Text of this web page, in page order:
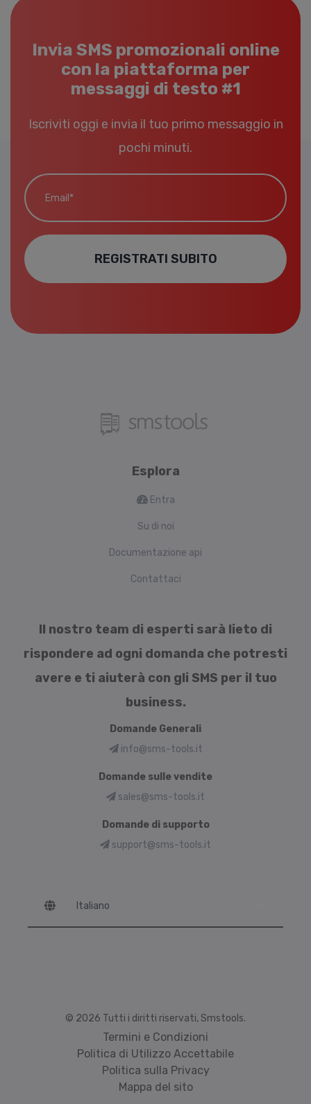
Invia SMS promozionali online
con la piattaforma per
messaggi di testo #1
Iscriviti oggi e invia il tuo primo messaggio in
pochi minuti.
Email*
REGISTRATI SUBITO
Esplora
Entra
Su di noi
Documentazione api
Contattaci
Il nostro team di esperti sarà lieto di
rispondere ad ogni domanda che potresti
avere e ti aiuterà con gli SMS per il tuo
business.
Domande Generali
info@sms-tools.it
Domande sulle vendite
sales@sms-tools.it
Domande di supporto
support@sms-tools.it
© 2026 Tutti i diritti riservati, Smstools.
Termini e Condizioni
Politica di Utilizzo Accettabile
Politica sulla Privacy
Mappa del sito